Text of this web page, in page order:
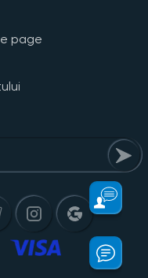
page